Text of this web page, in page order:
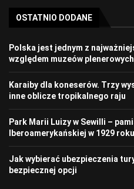
OSTATNIO DODANE
Polska jest jednym z
względem muzeów
Karaiby dla koneserów. Trzy
inne oblicze tropikalnego raju
Park Marii Luizy w Sewilli –
Iberoamerykańskiej w 1929 roku
Jak wybierać ubezpieczenia
bezpiecznej opcji